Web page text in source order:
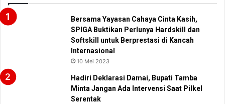
Bersama Yayasan Cahaya Cinta Kasih,
SPIGA Buktikan Perlunya Hardskill dan
Softskill untuk Berprestasi di Kancah
Internasional
10 Mei 2023
Hadiri Deklarasi Damai, Bupati Tamba
Minta Jangan Ada Intervensi Saat Pilkel
Serentak